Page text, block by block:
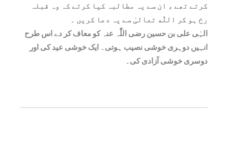
کرتے تھے ، ان سے یہ مطالبہ کیا کرتے کہ وہ قبلہ
رخ ہو کر اللّٰه تعالیٰ سے یہ دعا کریں ۔
الہٰی علی بن حسین رضی اللّٰہ عنہ کو معاف کر دے اس طرح
انہیں دوہری خوشی نصیب ہوتی۔ ایک خوشی عید کی اور
دوسری خوشی آزادی کی۔